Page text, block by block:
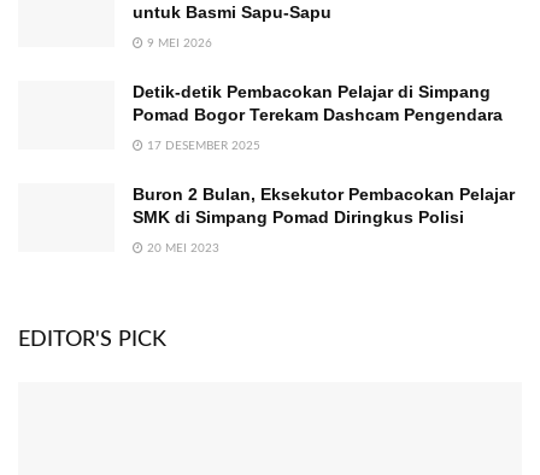
untuk Basmi Sapu-Sapu
9 MEI 2026
Detik-detik Pembacokan Pelajar di Simpang
Pomad Bogor Terekam Dashcam Pengendara
17 DESEMBER 2025
Buron 2 Bulan, Eksekutor Pembacokan Pelajar
SMK di Simpang Pomad Diringkus Polisi
20 MEI 2023
EDITOR'S PICK